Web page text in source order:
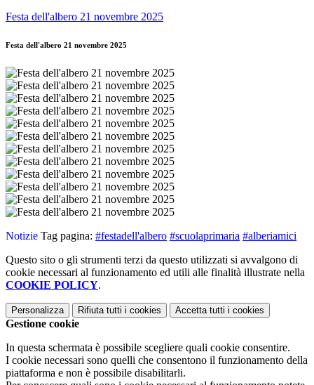
Festa dell'albero 21 novembre 2025
Festa dell'albero 21 novembre 2025
Notizie Tag pagina: #festadell'albero #scuolaprimaria #alberiamici
Questo sito o gli strumenti terzi da questo utilizzati si avvalgono di
cookie necessari al funzionamento ed utili alle finalità illustrate nella
COOKIE POLICY.
Personalizza Rifiuta tutti i cookies Accetta tutti i cookies
Gestione cookie
In questa schermata è possibile scegliere quali cookie consentire.
I cookie necessari sono quelli che consentono il funzionamento della
piattaforma e non è possibile disabilitarli.